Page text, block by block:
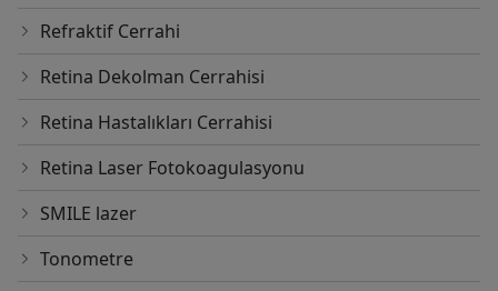
Refraktif Cerrahi
Retina Dekolman Cerrahisi
Retina Hastalıkları Cerrahisi
Retina Laser Fotokoagulasyonu
SMILE lazer
Tonometre